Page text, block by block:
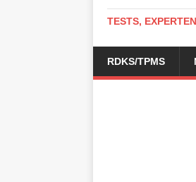
TESTS,
RDKS/TPMS